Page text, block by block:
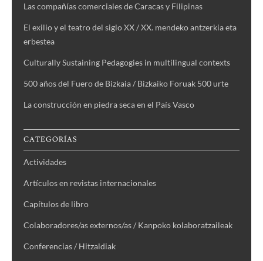
Las compañías comerciales de Caracas y Filipinas
El exilio y el teatro del siglo XX / XX. mendeko antzerkia eta
erbestea
Culturally Sustaining Pedagogies in multilingual contexts
500 años del Fuero de Bizkaia / Bizkaiko Foruak 500 urte
La construcción en piedra seca en el País Vasco
CATEGORÍAS
Actividades
Artículos en revistas internacionales
Capítulos de libro
Colaboradores/as externos/as / Kanpoko kolaboratzaileak
Conferencias / Hitzaldiak